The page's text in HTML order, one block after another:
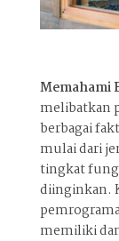
Memahami
melibatkan
berbagai
mulai dari
tingkat
diinginkan.
memiliki